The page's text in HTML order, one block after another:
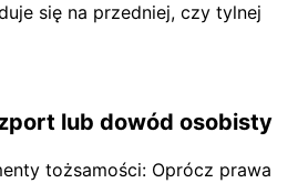
się na przedniej, czy tylnej
lub dowód osobisty
tożsamości: Oprócz prawa